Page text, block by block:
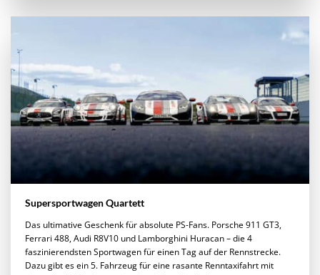
Supersportwagen Quartett
Das ultimative Geschenk für absolute PS-Fans. Porsche 911 GT3,
Ferrari 488, Audi R8V10 und Lamborghini Huracan – die 4
faszinierendsten Sportwagen für einen Tag auf der Rennstrecke.
Dazu gibt es ein 5. Fahrzeug für eine rasante Renntaxifahrt mit